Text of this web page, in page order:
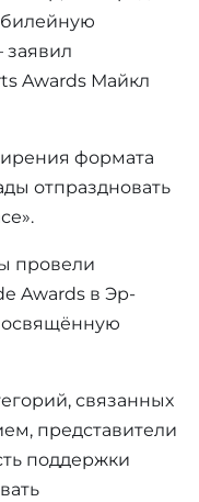
Awards Майкл
формата
отпраздновать
провели
Awards в Эр-
связанных
представители
поддержки